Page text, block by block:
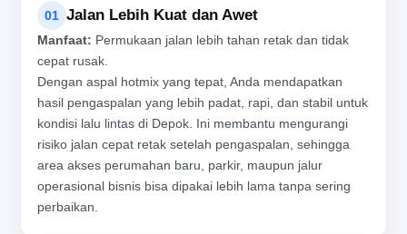
01 Jalan Lebih Kuat dan Awet
Manfaat: Permukaan jalan lebih tahan retak dan tidak
cepat rusak.
Dengan aspal hotmix yang tepat, Anda mendapatkan
hasil pengaspalan yang lebih padat, rapi, dan stabil untuk
kondisi lalu lintas di Depok. Ini membantu mengurangi
risiko jalan cepat retak setelah pengaspalan, sehingga
area akses perumahan baru, parkir, maupun jalur
operasional bisnis bisa dipakai lebih lama tanpa sering
perbaikan.